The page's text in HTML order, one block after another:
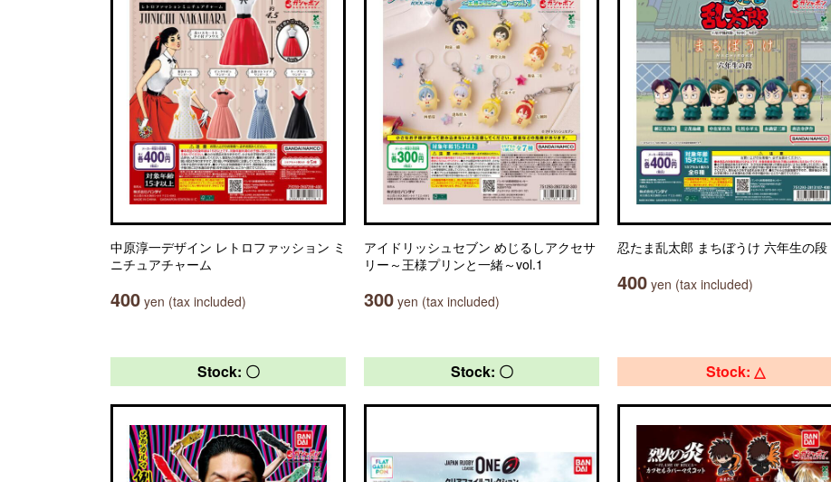
中原淳一デザイン レトロファッション ミ
ニチュアチャーム
400 yen (tax included)
アイドリッシュセブン めじるしアクセサ
リー～王様プリンと一緒～vol.1
300 yen (tax included)
忍たま乱太郎 まちぼうけ 六年生の段
400 yen (tax included)
Stock: 〇 Stock: 〇 Stock: △